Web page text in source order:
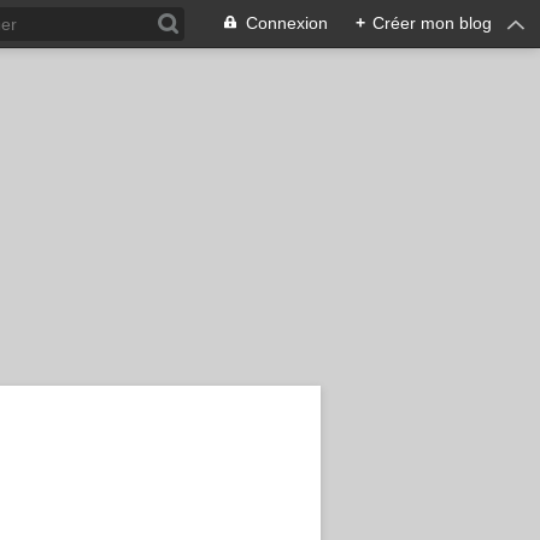
Connexion + Créer mon blog